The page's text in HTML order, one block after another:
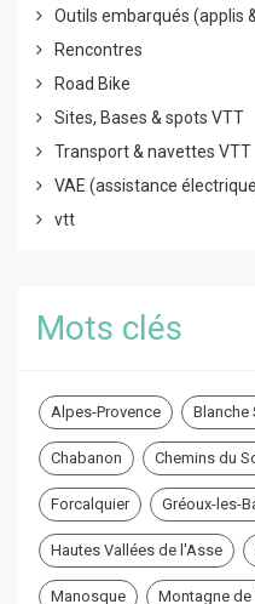
Outils embarqués (applis
Rencontres
Road Bike
Sites, Bases & spots VTT
Transport & navettes VTT
VAE (assistance
vtt
Mots clés
Alpes-Provence Blanche
Chabanon Chemins du
Forcalquier Gréoux-les-
Hautes Vallées de l'Asse
Manosque Montagne de